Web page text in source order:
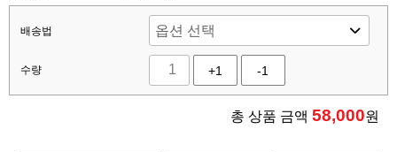
배송법
수량 +1 -1
총 상품 금액 58,000원